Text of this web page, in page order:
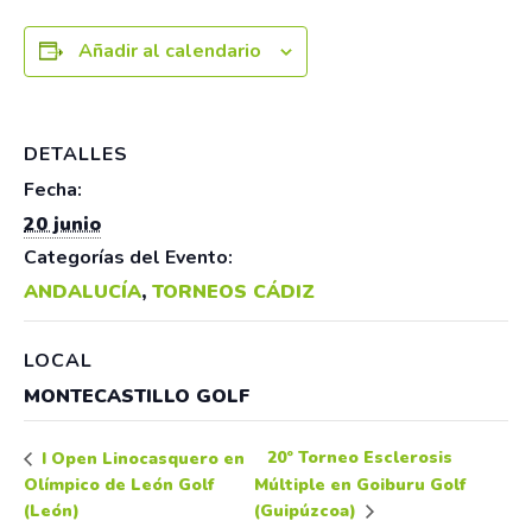
Añadir al calendario
DETALLES
Fecha:
20 junio
Categorías del Evento:
ANDALUCÍA, TORNEOS CÁDIZ
LOCAL
MONTECASTILLO GOLF
I Open Linocasquero en
Olímpico de León Golf
(León)
20º Torneo Esclerosis
Múltiple en Goiburu Golf
(Guipúzcoa)